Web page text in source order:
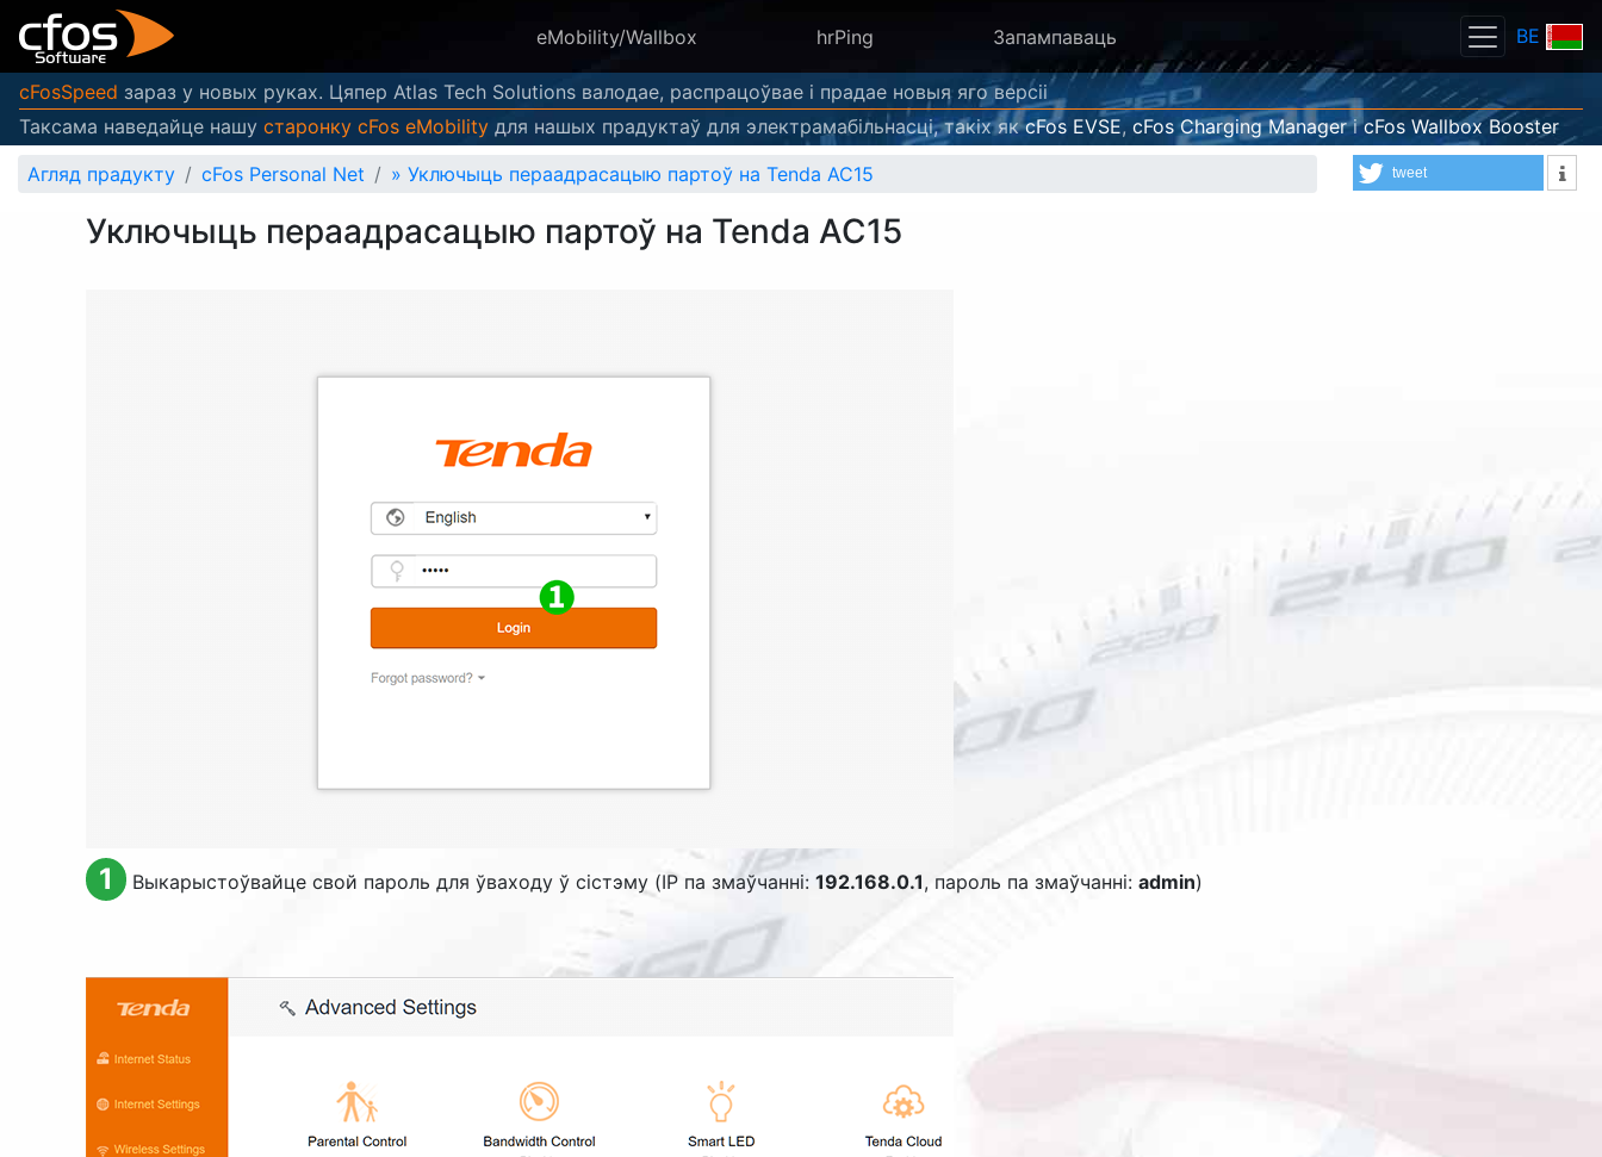
eMobility/Wallbox hrPing Запампаваць BE
cFosSpeed зараз у новых руках. Цяпер Atlas Tech Solutions валодае, распрацоўвае і прадае новыя яго версіі
Таксама наведайце нашу старонку cFos eMobility для нашых прадуктаў для электрамабільнасці, такіх якcFos EVSE, cFos Charging ManagerіcFos Wallbox Booster
Агляд прадукту
cFos Personal Net » Уключыць пераадрасацыю партоў на Tenda AC15 tweet
Уключыць пераадрасацыю партоў на Tenda AC15
1 Выкарыстоўвайце свой пароль для ўваходу ў сістэму (IP па змаўчанні: 192.168.0.1, пароль па змаўчанні: admin)